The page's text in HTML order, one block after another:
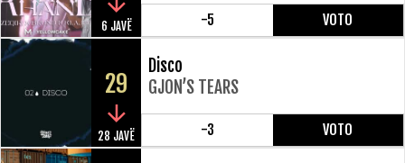
6 JAVË -5 VOTO
29
28 JAVË
Disco
GJON’S TEARS
-3 VOTO